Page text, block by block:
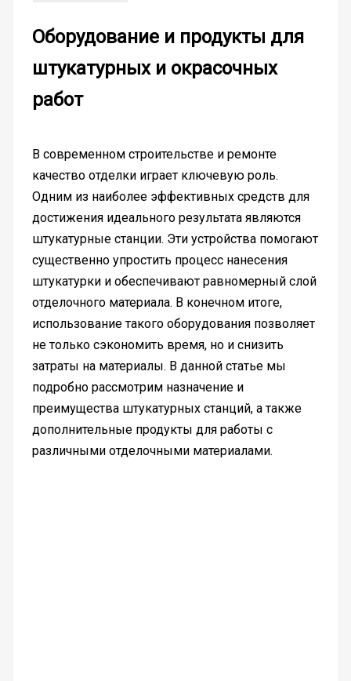
Оборудование и продукты для
штукатурных и окрасочных
работ
В современном строительстве и ремонте
качество отделки играет ключевую роль.
Одним из наиболее эффективных средств для
достижения идеального результата являются
штукатурные станции. Эти устройства помогают
существенно упростить процесс нанесения
штукатурки и обеспечивают равномерный слой
отделочного материала. В конечном итоге,
использование такого оборудования позволяет
не только сэкономить время, но и снизить
затраты на материалы. В данной статье мы
подробно рассмотрим назначение и
преимущества штукатурных станций, а также
дополнительные продукты для работы с
различными отделочными материалами.